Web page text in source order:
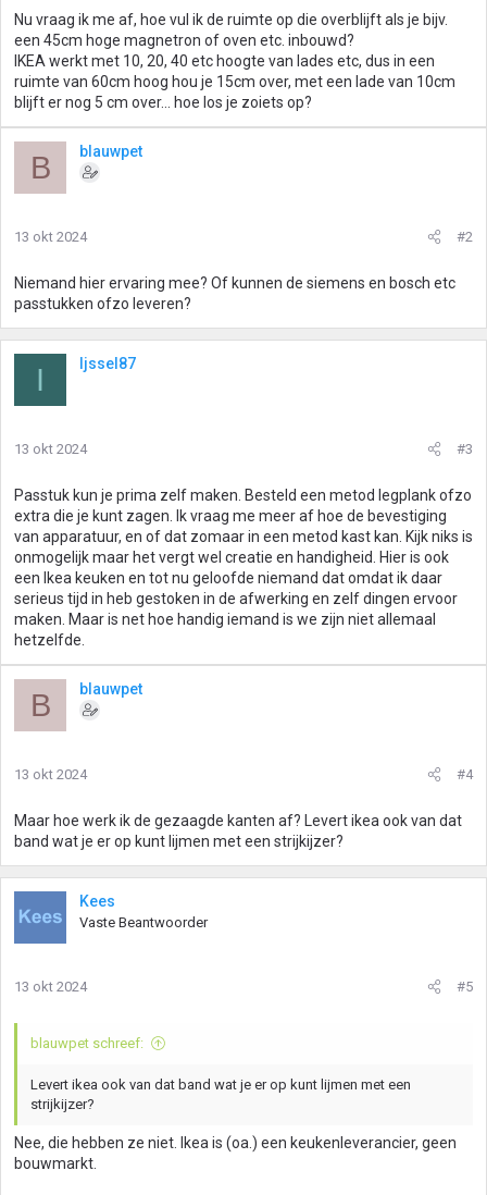
Nu vraag ik me af, hoe vul ik de ruimte op die overblijft als je bijv.
een 45cm hoge magnetron of oven etc. inbouwd?
IKEA werkt met 10, 20, 40 etc hoogte van lades etc, dus in een
ruimte van 60cm hoog hou je 15cm over, met een lade van 10cm
blijft er nog 5 cm over... hoe los je zoiets op?
B blauwpet
13 okt 2024 #2
Niemand hier ervaring mee? Of kunnen de siemens en bosch etc
passtukken ofzo leveren?
I Ijssel87
13 okt 2024 #3
Passtuk kun je prima zelf maken. Besteld een metod legplank ofzo
extra die je kunt zagen. Ik vraag me meer af hoe de bevestiging
van apparatuur, en of dat zomaar in een metod kast kan. Kijk niks is
onmogelijk maar het vergt wel creatie en handigheid. Hier is ook
een Ikea keuken en tot nu geloofde niemand dat omdat ik daar
serieus tijd in heb gestoken in de afwerking en zelf dingen ervoor
maken. Maar is net hoe handig iemand is we zijn niet allemaal
hetzelfde.
B blauwpet
13 okt 2024 #4
Maar hoe werk ik de gezaagde kanten af? Levert ikea ook van dat
band wat je er op kunt lijmen met een strijkijzer?
Kees
Vaste Beantwoorder
13 okt 2024 #5
blauwpet schreef:
Levert ikea ook van dat band wat je er op kunt lijmen met een
strijkijzer?
Nee, die hebben ze niet. Ikea is (oa.) een keukenleverancier, geen
bouwmarkt.